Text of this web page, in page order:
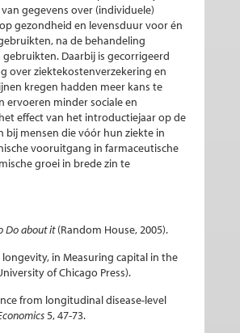
gegevens over (individuele)
gezondheid en levensduur voor én
na de behandeling
Daarbij is gecorrigeerd
over ziektekostenverzekering en
kregen hadden meer kans te
ervoeren minder sociale en
effect van het introductiejaar op de
mensen die vóór hun ziekte in
vooruitgang in farmaceutische
groei in brede zin te
Do about it(Random House, 2005).
in Measuring capital in the
of Chicago Press).
from longitudinal disease-level
5, 47-73.